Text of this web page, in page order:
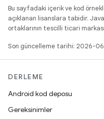
Bu sayfadaki içerik ve kod
açıklanan lisanslara tabidir.
ortaklarının tescilli ticari
Son güncelleme tarihi: 2026-
DERLEME
Android kod deposu
Gereksinimler